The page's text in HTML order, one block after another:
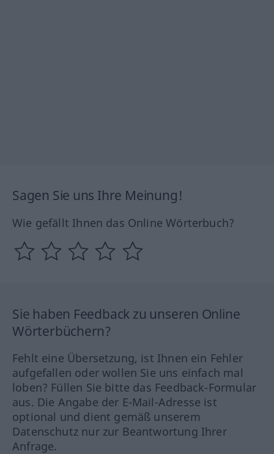
Sagen Sie uns Ihre Meinung!
Wie gefällt Ihnen das Online Wörterbuch?
Sie haben Feedback zu unseren Online
Wörterbüchern?
Fehlt eine Übersetzung, ist Ihnen ein Fehler
aufgefallen oder wollen Sie uns einfach mal
loben? Füllen Sie bitte das Feedback-Formular
aus. Die Angabe der E-Mail-Adresse ist
optional und dient gemäß unserem
Datenschutz nur zur Beantwortung Ihrer
Anfrage.